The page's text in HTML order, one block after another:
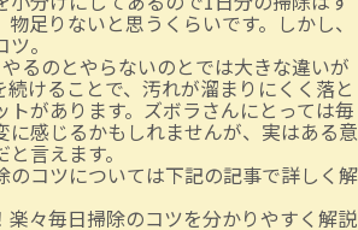
足りないと思うくらいです。しかし、
。
るのとやらないのとでは大きな違いが
続けることで、汚れが溜まりにくく落と
トがあります。ズボラさんにとっては毎
に感じるかもしれませんが、実はある意
言えます。
のコツについては下記の記事で詳しく解
楽々毎日掃除のコツを分かりやすく解説